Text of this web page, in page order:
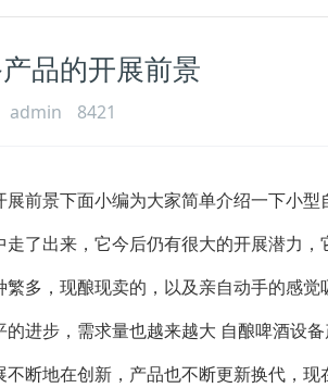
品的开展前景
admin 8421
展前景下面小编为大家简单介绍一下小
走了出来，它今后仍有很大的开展潜力
多，现酿现卖的，以及亲自动手的感觉
的进步，需求量也越来越大 自酿啤酒设
断地在创新，产品也不断更新换代，现